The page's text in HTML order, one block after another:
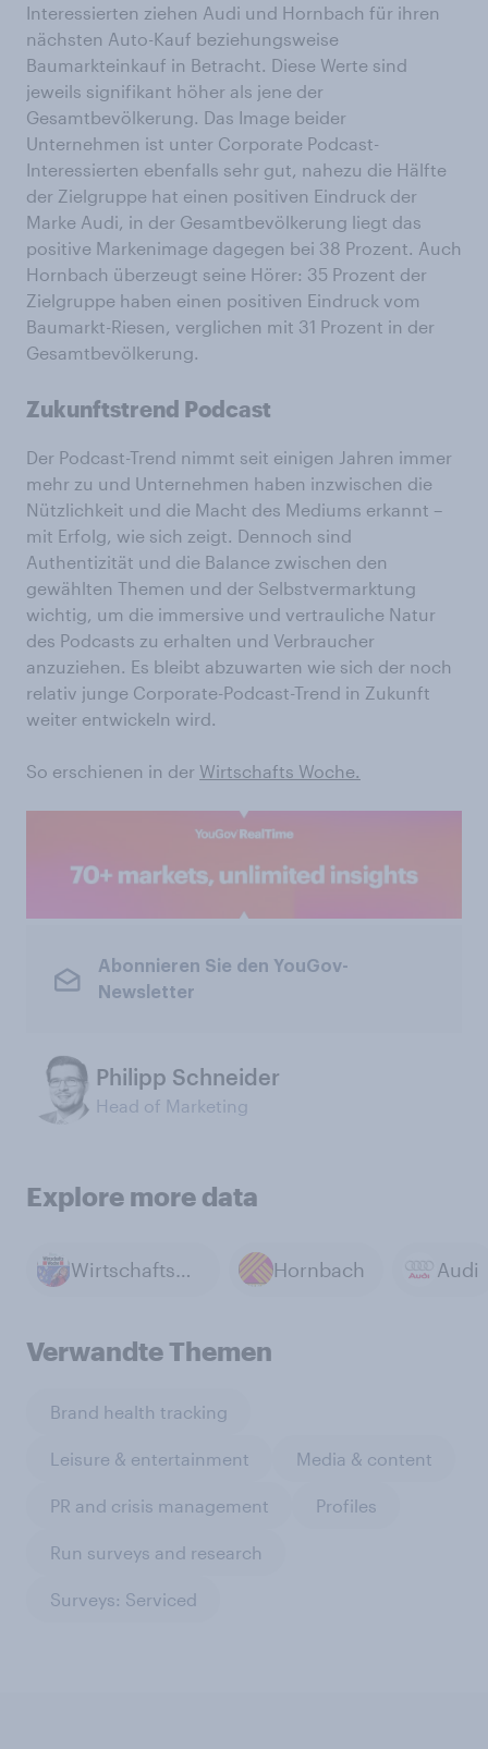
Interessierten ziehen Audi und Hornbach für ihren
nächsten Auto-Kauf beziehungsweise
Baumarkteinkauf in Betracht. Diese Werte sind
jeweils signifikant höher als jene der
Gesamtbevölkerung. Das Image beider
Unternehmen ist unter Corporate Podcast-
Interessierten ebenfalls sehr gut, nahezu die Hälfte
der Zielgruppe hat einen positiven Eindruck der
Marke Audi, in der Gesamtbevölkerung liegt das
positive Markenimage dagegen bei 38 Prozent. Auch
Hornbach überzeugt seine Hörer: 35 Prozent der
Zielgruppe haben einen positiven Eindruck vom
Baumarkt-Riesen, verglichen mit 31 Prozent in der
Gesamtbevölkerung.
Zukunftstrend Podcast
Der Podcast-Trend nimmt seit einigen Jahren immer
mehr zu und Unternehmen haben inzwischen die
Nützlichkeit und die Macht des Mediums erkannt –
mit Erfolg, wie sich zeigt. Dennoch sind
Authentizität und die Balance zwischen den
gewählten Themen und der Selbstvermarktung
wichtig, um die immersive und vertrauliche Natur
des Podcasts zu erhalten und Verbraucher
anzuziehen. Es bleibt abzuwarten wie sich der noch
relativ junge Corporate-Podcast-Trend in Zukunft
weiter entwickeln wird.
So erschienen in der Wirtschafts Woche.
Abonnieren Sie den YouGov-
Newsletter
Philipp Schneider
Head of Marketing
Explore more data
Wirtschaftswoche Hornbach Audi
Verwandte Themen
Brand health tracking
Leisure & entertainment Media & content
PR and crisis management Profiles
Run surveys and research
Surveys: Serviced